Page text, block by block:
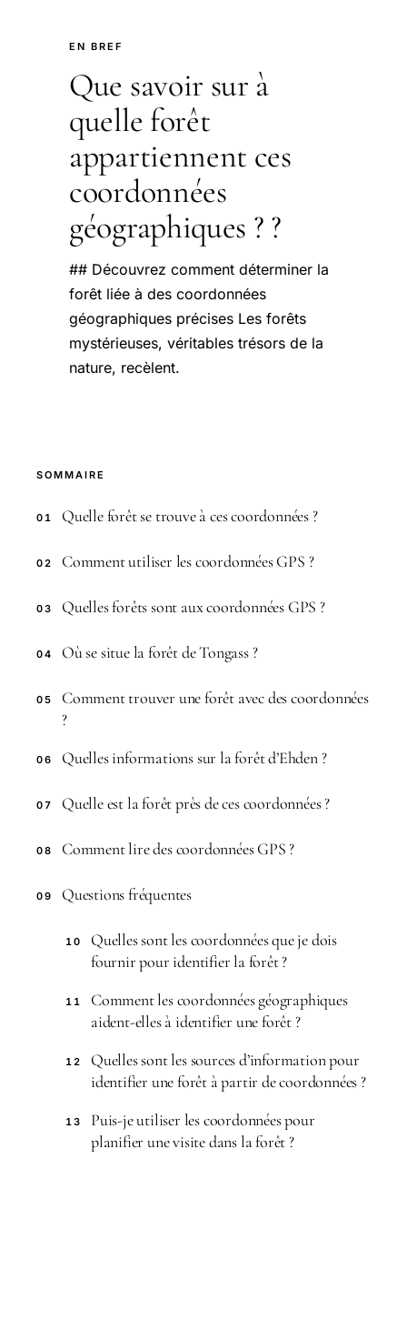
EN BREF
Que savoir sur à
quelle forêt
appartiennent ces
coordonnées
géographiques ? ?
## Découvrez comment déterminer la
forêt liée à des coordonnées
géographiques précises Les forêts
mystérieuses, véritables trésors de la
nature, recèlent.
SOMMAIRE
01 Quelle forêt se trouve à ces coordonnées ?
02 Comment utiliser les coordonnées GPS ?
03 Quelles forêts sont aux coordonnées GPS ?
04 Où se situe la forêt de Tongass ?
05
Comment trouver une forêt avec des coordonnées
?
06 Quelles informations sur la forêt d’Ehden ?
07 Quelle est la forêt près de ces coordonnées ?
08 Comment lire des coordonnées GPS ?
09 Questions fréquentes
10
Quelles sont les coordonnées que je dois
fournir pour identifier la forêt ?
11
Comment les coordonnées géographiques
aident-elles à identifier une forêt ?
12
Quelles sont les sources d’information pour
identifier une forêt à partir de coordonnées ?
13
Puis-je utiliser les coordonnées pour
planifier une visite dans la forêt ?